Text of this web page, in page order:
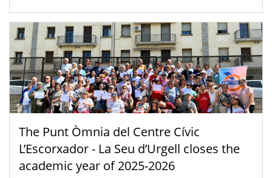
The Punt Òmnia del Centre Cívic
L’Escorxador - La Seu d’Urgell closes the
academic year of 2025-2026